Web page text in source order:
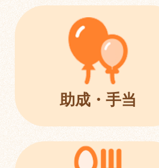
助成・手当